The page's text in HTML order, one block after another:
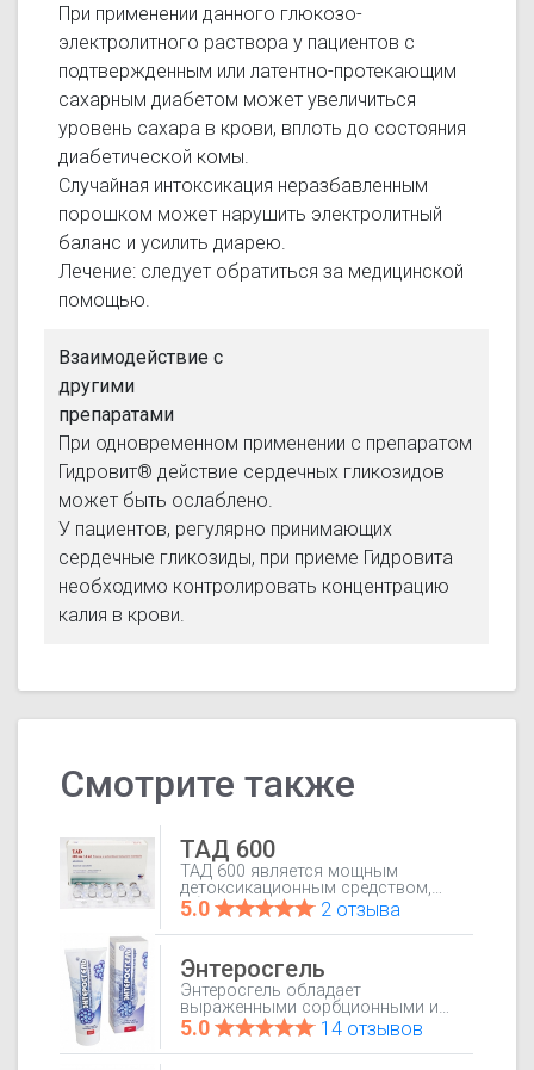
При применении данного глюкозо-
электролитного раствора у пациентов с
подтвержденным или латентно-протекающим
сахарным диабетом может увеличиться
уровень сахара в крови, вплоть до состояния
диабетической комы.
Случайная интоксикация неразбавленным
порошком может нарушить электролитный
баланс и усилить диарею.
Лечение: следует обратиться за медицинской
помощью.
Взаимодействие с
другими
препаратами
При одновременном применении с препаратом
Гидровит® действие сердечных гликозидов
может быть ослаблено.
У пациентов, регулярно принимающих
сердечные гликозиды, при приеме Гидровита
необходимо контролировать концентрацию
калия в крови.
Смотрите также
ТАД 600
ТАД 600 является мощным
детоксикационным средством,
обладающим
гепатопротекторными
свойствами.
5.0 2 отзыва
Энтеросгель
Энтеросгель обладает
выраженными сорбционными и
детоксикационными свойствами.
В просвете ЖКТ препарат
связывает и выводит из
5.0 14 отзывов